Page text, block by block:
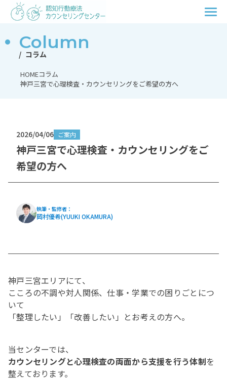
Column
コラム
HOMEコラム
神戸三宮で心理検査・カウンセリングをご希望の方へ
2026/04/06 ご案内
神戸三宮で心理検査・カウンセリングをご
希望の方へ
執筆・監修者：
岡村優希(YUUKI OKAMURA)
神戸三宮エリアにて、
こころの不調や対人関係、仕事・学業での困りごとにつ
いて
「整理したい」「改善したい」とお考えの方へ。
当センターでは、
カウンセリングと心理検査の両面から支援を行う体制を
整えております。